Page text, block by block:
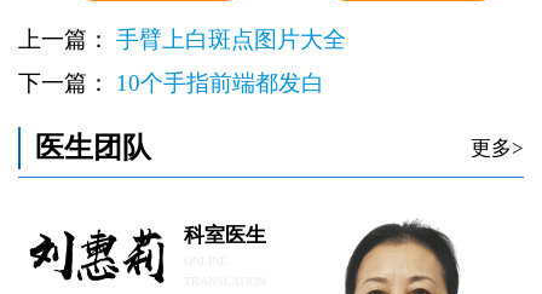
上一篇： 手臂上白斑点图片大全
下一篇： 10个手指前端都发白
医生团队 更多>
科室医生